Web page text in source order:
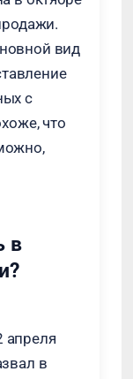
вид
с
что
в
апреля
в